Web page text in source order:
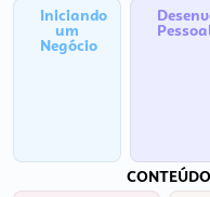
Iniciando
um
Negócio